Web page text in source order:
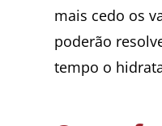
mais cedo os
poderão
tempo o